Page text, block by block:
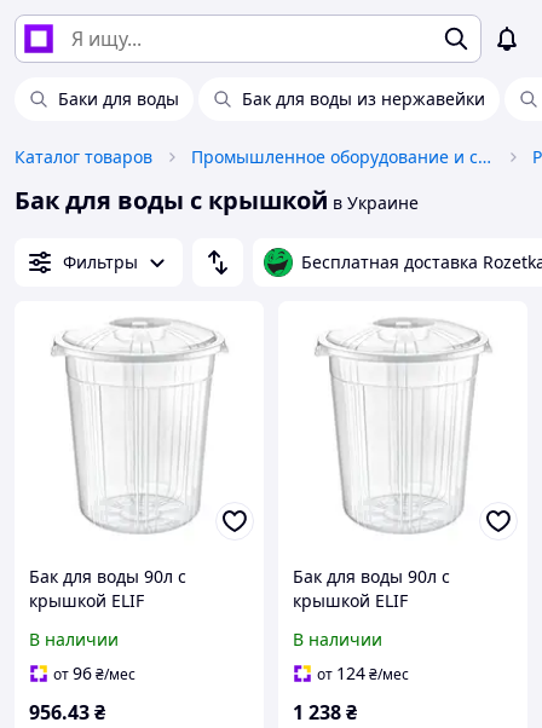
Баки для воды Бак для воды из нержавейки
Каталог товаров Промышленное оборудование и станки
Бак для воды с крышкой в Украине
Фильтры Бесплатная доставка
Бак для воды 90л с
крышкой ELIF
В наличии
от96₴/мес
956.43₴
Бак для воды 90л с
крышкой ELIF
В наличии
от 124₴/мес
1 238₴